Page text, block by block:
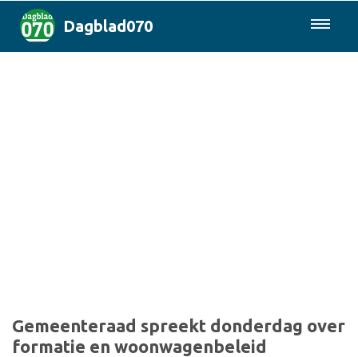
Dagblad070
Gemeenteraad spreekt donderdag over
formatie en woonwagenbeleid